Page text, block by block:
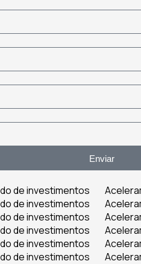
Enviar
de investimentos
de investimentos
de investimentos
de investimentos
de investimentos
de investimentos